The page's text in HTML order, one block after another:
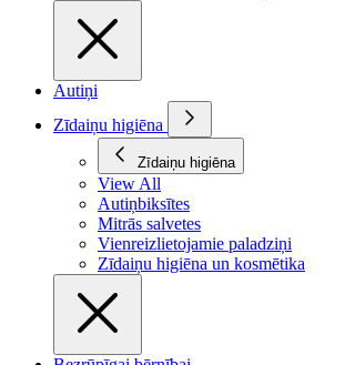
Autiņi
Zīdaiņu higiēna
Zīdaiņu higiēna
View All
Autiņbiksītes
Mitrās salvetes
Vienreizlietojamie paladziņi
Zīdaiņu higiēna un kosmētika